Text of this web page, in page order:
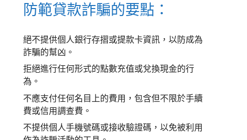
防範貸款詐騙的要點：
絕不提供個人銀行存摺或提款卡資訊，以防成為
詐騙的幫凶。
拒絕進行任何形式的點數充值或兌換現金的行
為。
不應支付任何名目上的費用，包含但不限於手續
費或信用調查費。
不提供個人手機號碼或接收驗證碼，以免被利用